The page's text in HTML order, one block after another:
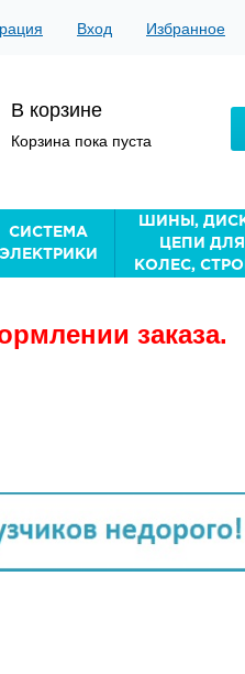
Вход Избранное
В корзине
Корзина пока пуста
СИСТЕМА
ЭЛЕКТРИКИ
ШИНЫ,
ЦЕПИ ДЛЯ
КОЛЕС,
заказа.